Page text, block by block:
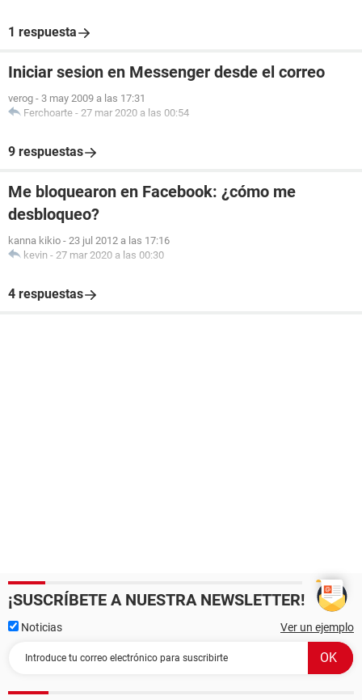
1 respuesta
Iniciar sesion en Messenger desde el correo
verog - 3 may 2009 a las 17:31
Ferchoarte - 27 mar 2020 a las 00:54
9 respuestas
Me bloquearon en Facebook: ¿cómo me
desbloqueo?
kanna kikio - 23 jul 2012 a las 17:16
kevin - 27 mar 2020 a las 00:30
4 respuestas
¡SUSCRÍBETE A NUESTRA NEWSLETTER!
Noticias Ver un ejemplo